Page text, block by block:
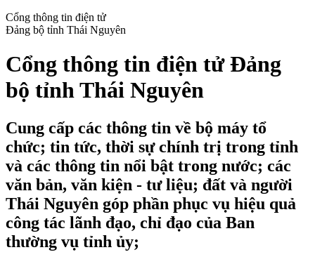
Cổng thông tin điện tử
Đảng bộ tỉnh Thái Nguyên
Cổng thông tin điện tử Đảng
bộ tỉnh Thái Nguyên
Cung cấp các thông tin về bộ máy tổ
chức; tin tức, thời sự chính trị trong tỉnh
và các thông tin nổi bật trong nước; các
văn bản, văn kiện - tư liệu; đất và người
Thái Nguyên góp phần phục vụ hiệu quả
công tác lãnh đạo, chỉ đạo của Ban
thường vụ tỉnh ủy;